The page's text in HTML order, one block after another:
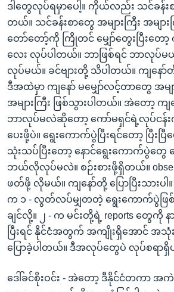
ဒါတွေလုပ်ရမှာပေါ့။ ကိုယ်လည်း သင်ခန်းစာ
တယ်။ သင်ခန်းစာတွေ အများကြီး အမျာ
တော်တော့်ကို ကြိုတင် မျှော်တွေးပြီးတော့
လေး လုပ်ပါတယ်။ ဘာဖြစ်ရင် ဘာလုပ်မယ်
လုပ်မယ်။ ခင်ဗျားတို့ သိပါတယ်။ ကျနော်
ဒီအထဲမှာ ကျနော် မမျှော်လင့်တာတွေ အမျာ
အများကြီး ဖြစ်သွားပါတယ်။ အဲတော့
ဘာလုပ်မလဲဆိုတော့ ကော်မရှင်ရဲ့လုပ်ငန်
ပေးဖို့ပဲ။ ရွေးကောက်ပွဲပြီးရင်တော့ ပြီးပြီပ
သုံးသပ်ပြီးတော့ နောင်ရွေးကောက်ပွဲတွေ
ဘယ်လိုလုပ်မလဲ။ စဉ်းစားဖို့ရှိတယ်။
ဖတ်ဖို့ လိုမယ်။ ကျနော်တို့ ပြောပြီးသားပါ
က ၁ - လွတ်လပ်မျှတတဲ့ ရွေးကောက်ပွဲဖြ
ချင်လို့။ ၂ - က မင်းတို့ရဲ့ reports တွေကို န
ပြီးရင် နိုင်ငံအတွက် အကျိုးရှိအောင် အသုံ
ပြောခဲ့ပါတယ်။ ဒီအလုပ်တွေပဲ လုပ်စရာရှိ
ဒေါ်ခင်စိုးဝင်း - အဲတော့ ဒီနိုင်ငံတကာ